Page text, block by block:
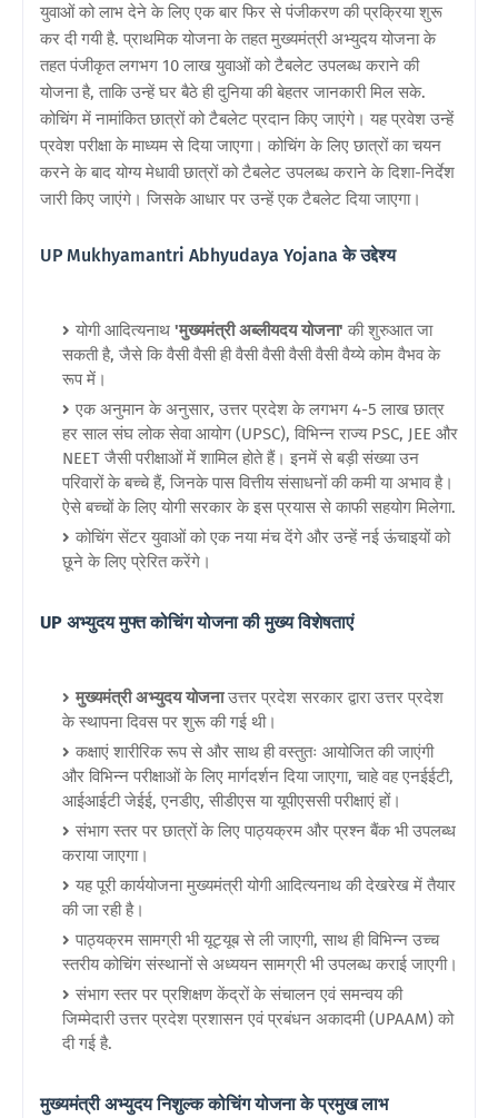
युवाओं को लाभ देने के लिए एक बार फिर से पंजीकरण की प्रक्रिया शुरू
कर दी गयी है. प्राथमिक योजना के तहत मुख्यमंत्री अभ्युदय योजना के
तहत पंजीकृत लगभग 10 लाख युवाओं को टैबलेट उपलब्ध कराने की
योजना है, ताकि उन्हें घर बैठे ही दुनिया की बेहतर जानकारी मिल सके.
कोचिंग में नामांकित छात्रों को टैबलेट प्रदान किए जाएंगे। यह प्रवेश उन्हें
प्रवेश परीक्षा के माध्यम से दिया जाएगा। कोचिंग के लिए छात्रों का चयन
करने के बाद योग्य मेधावी छात्रों को टैबलेट उपलब्ध कराने के दिशा-निर्देश
जारी किए जाएंगे। जिसके आधार पर उन्हें एक टैबलेट दिया जाएगा।
UP Mukhyamantri Abhyudaya Yojana के उद्देश्य
योगी आदित्यनाथ 'मुख्यमंत्री अब्लीयदय योजना' की शुरुआत जा
सकती है, जैसे कि वैसी वैसी ही वैसी वैसी वैसी वैसी वैय्ये कोम वैभव के
रूप में।
एक अनुमान के अनुसार, उत्तर प्रदेश के लगभग 4-5 लाख छात्र
हर साल संघ लोक सेवा आयोग (UPSC), विभिन्न राज्य PSC, JEE और
NEET जैसी परीक्षाओं में शामिल होते हैं। इनमें से बड़ी संख्या उन
परिवारों के बच्चे हैं, जिनके पास वित्तीय संसाधनों की कमी या अभाव है।
ऐसे बच्चों के लिए योगी सरकार के इस प्रयास से काफी सहयोग मिलेगा.
कोचिंग सेंटर युवाओं को एक नया मंच देंगे और उन्हें नई ऊंचाइयों को
छूने के लिए प्रेरित करेंगे।
UP अभ्युदय मुफ्त कोचिंग योजना की मुख्य विशेषताएं
मुख्यमंत्री अभ्युदय योजनाउत्तर प्रदेश सरकार द्वारा उत्तर प्रदेश
के स्थापना दिवस पर शुरू की गई थी।
कक्षाएं शारीरिक रूप से और साथ ही वस्तुतः आयोजित की जाएंगी
और विभिन्न परीक्षाओं के लिए मार्गदर्शन दिया जाएगा, चाहे वह एनईईटी,
आईआईटी जेईई, एनडीए, सीडीएस या यूपीएससी परीक्षाएं हों।
संभाग स्तर पर छात्रों के लिए पाठ्यक्रम और प्रश्न बैंक भी उपलब्ध
कराया जाएगा।
यह पूरी कार्ययोजना मुख्यमंत्री योगी आदित्यनाथ की देखरेख में तैयार
की जा रही है।
पाठ्यक्रम सामग्री भी यूट्यूब से ली जाएगी, साथ ही विभिन्न उच्च
स्तरीय कोचिंग संस्थानों से अध्ययन सामग्री भी उपलब्ध कराई जाएगी।
संभाग स्तर पर प्रशिक्षण केंद्रों के संचालन एवं समन्वय की
जिम्मेदारी उत्तर प्रदेश प्रशासन एवं प्रबंधन अकादमी (UPAAM) को
दी गई है.
मुख्यमंत्री अभ्युदय निशुल्क कोचिंग योजना के प्रमुख लाभ